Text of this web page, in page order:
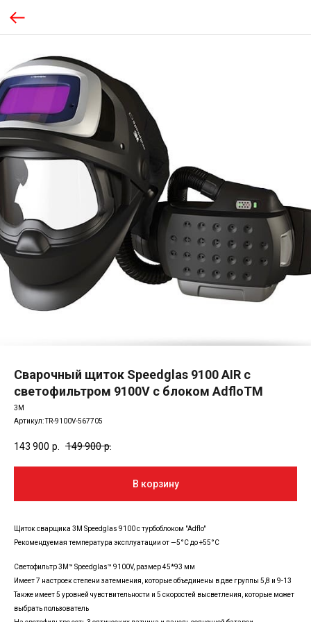
Сварочный щиток Speedglas 9100 AIR с
светофильтром 9100V с блоком AdfloTM
3M
Артикул:TR-9100V-567705
143 900 р. 149 900 р.
В корзину
Щиток сварщика 3М Speedglas 9100 с турбоблоком "Adflo"
Рекомендуемая температура эксплуатации от —5°С до +55°С
Светофильтр 3M™ Speedglas™ 9100V, размер 45*93 мм
Имеет 7 настроек степени затемнения, которые объединены в две группы 5,8 и 9-13
Также имеет 5 уровней чувствительности и 5 скоростей высветления, которые может
выбрать пользователь